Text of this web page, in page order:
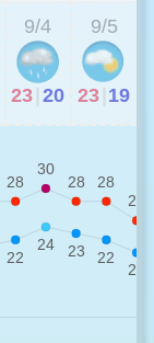
9/4
23 20
9/5
23 19